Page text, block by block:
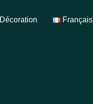
Décoration Français